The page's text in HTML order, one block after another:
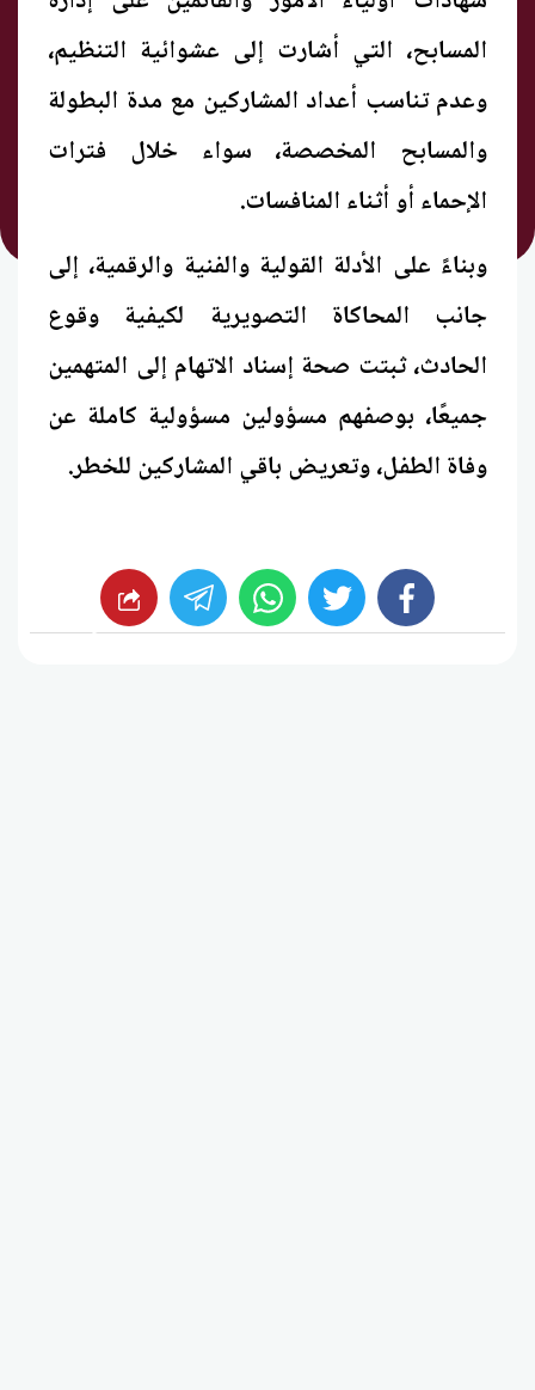
المسابح، التي أشارت إلى عشوائية التنظيم،
وعدم تناسب أعداد المشاركين مع مدة البطولة
والمسابح المخصصة، سواء خلال فترات
الإحماء أو أثناء المنافسات.
وبناءً على الأدلة القولية والفنية والرقمية، إلى
جانب المحاكاة التصويرية لكيفية وقوع
الحادث، ثبتت صحة إسناد الاتهام إلى المتهمين
جميعًا، بوصفهم مسؤولين مسؤولية كاملة عن
وفاة الطفل، وتعريض باقي المشاركين للخطر.
facebook
twitter
whats شارك